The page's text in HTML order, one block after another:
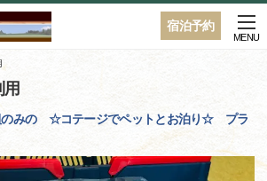
宿泊予約
MENU
みの ☆コテージでペットとお泊り☆ プラ